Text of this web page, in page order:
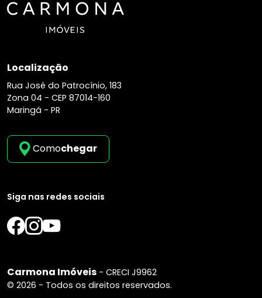
Localização
Rua José do Patrocínio, 183
Zona 04 - CEP 87014-160
Maringá - PR
Comochegar
Siga nas redes sociais
Carmona Imóveis - CRECI J9962
© 2026 - Todos os direitos reservados.